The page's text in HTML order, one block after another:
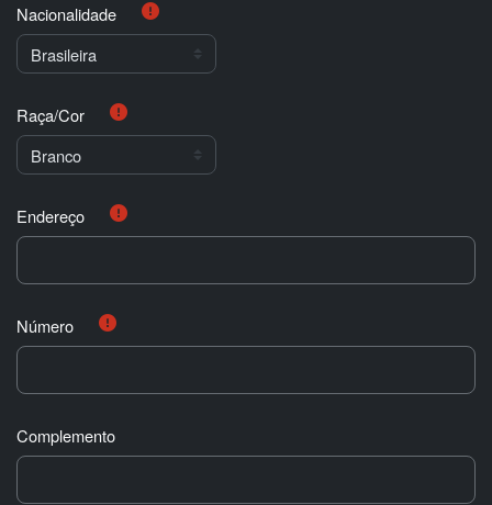
Nacionalidade
Raça/Cor
Endereço
Número
Complemento